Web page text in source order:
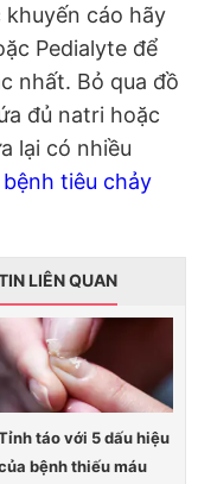
cáo hãy
Pedialyte để
nhất. Bỏ qua đồ
đủ natri hoặc
lại có nhiều
bệnh tiêu chảy
LIÊN QUAN
táo với 5 dấu hiệu
bệnh thiếu máu